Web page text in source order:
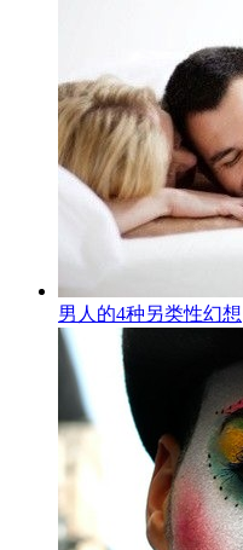
男人的4种另类性幻想